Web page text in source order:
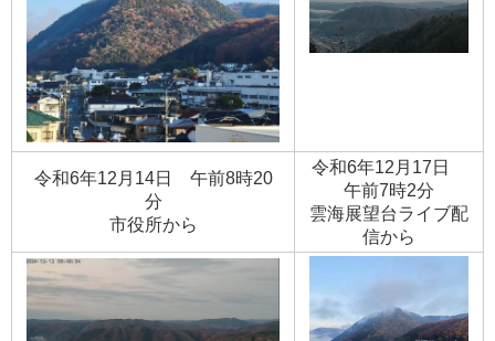
令和6年12月14日 午前8時20
分
​市役所から
令和6年12月17日
午前7時2分
​雲海展望台ライブ配
信から​